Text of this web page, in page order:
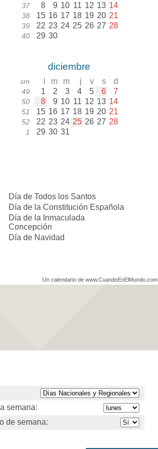
37 8 9 10 11 12 13 14
38 15 16 17 18 19 20 21
39 22 23 24 25 26 27 28
40 29 30
diciembre
sm m m j v s d
49 1 2 3 4 5 6 7
50 8 9 10 11 12 13 14
51 15 16 17 18 19 20 21
52 22 23 24 25 26 27 28
1 29 30 31
Día de Todos los Santos
Día de la Constitución Española
Día de la Inmaculada
Concepción
Día de Navidad
Un calendario de www.CuandoEnElMundo.com
semana:
de semana: